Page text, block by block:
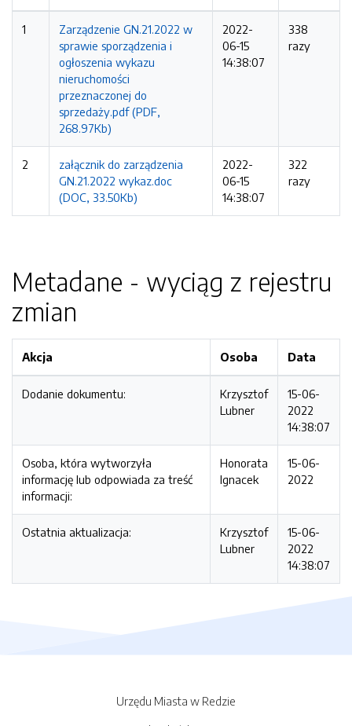
1
Zarządzenie GN.21.2022 w
sprawie sporządzenia i
ogłoszenia wykazu
nieruchomości
przeznaczonej do
sprzedaży.pdf (PDF,
268.97Kb)
2022-
06-15
14:38:07
338
razy
2
załącznik do zarządzenia
GN.21.2022 wykaz.doc
(DOC, 33.50Kb)
2022-
06-15
14:38:07
322
razy
Metadane - wyciąg z rejestru
zmian
Akcja Osoba Data
Dodanie dokumentu:
Krzysztof
Lubner
15-06-
2022
14:38:07
Osoba, która wytworzyła
informację lub odpowiada za treść
informacji:
Honorata
Ignacek
15-06-
2022
Ostatnia aktualizacja:
Krzysztof
Lubner
15-06-
2022
14:38:07
Urzędu Miasta w Redzie